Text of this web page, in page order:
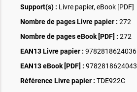
Support(s) : Livre papier, eBook [PDF]
Nombre de pages Livre papier : 272
Nombre de pages eBook [PDF] : 272
EAN13 Livre papier : 9782818624036
EAN13 eBook [PDF] : 9782818624043
Référence Livre papier : TDE922C